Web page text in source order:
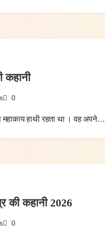
0
महाकाय हाथी रहता था । वह अपने…
की कहानी 2026
0